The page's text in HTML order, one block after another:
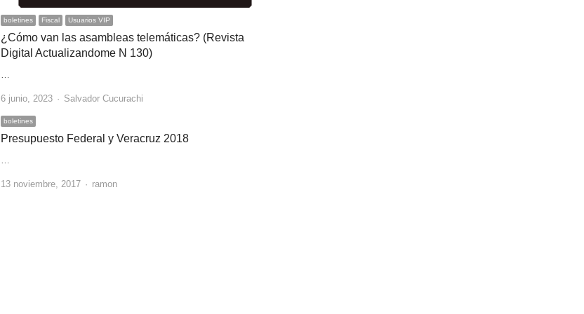
boletines Fiscal Usuarios VIP
¿Cómo van las asambleas telemáticas? (Revista
Digital Actualizandome N 130)
6 junio, 2023 Author
Salvador Cucurachi
boletines
Presupuesto Federal y Veracruz 2018
13 noviembre, 2017 Author
ramon